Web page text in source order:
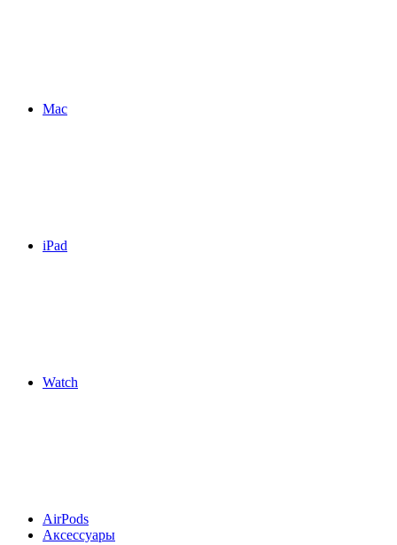
Mac
iPad
Watch
AirPods
Аксессуары